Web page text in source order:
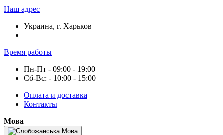
Наш адрес
Украина, г. Харьков
Время работы
Пн-Пт - 09:00 - 19:00
Сб-Вс: - 10:00 - 15:00
Оплата и доставка
Контакты
Мова
Мова